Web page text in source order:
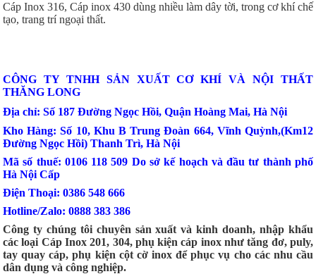
Cáp Inox 316, Cáp inox 430 dùng nhiều làm dây tời, trong cơ khí chế
tạo, trang trí ngoại thất.
CÔNG TY TNHH SẢN XUẤT CƠ KHÍ VÀ NỘI THẤT
THĂNG LONG
Địa chỉ: Số 187 Đường Ngọc Hồi, Quận Hoàng Mai, Hà Nội
Kho Hàng: Số 10, Khu B Trung Đoàn 664, Vĩnh Quỳnh,(Km12
Đường Ngọc Hồi) Thanh Trì, Hà Nội
Mã số thuế: 0106 118 509 Do sở kế hoạch và đầu tư thành phố
Hà Nội Cấp
Điện Thoại: 0386 548 666
Hotline/Zalo: 0888 383 386
Công ty chúng tôi chuyên sản xuất và kinh doanh, nhập khẩu
các loại Cáp Inox 201, 304, phụ kiện cáp inox như tăng đơ, puly,
tay quay cáp, phụ kiện cột cờ inox để phục vụ cho các nhu cầu
dân dụng và công nghiệp.